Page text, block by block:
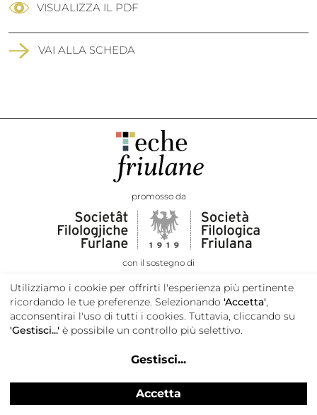
VISUALIZZA IL PDF
VAI ALLA SCHEDA
promosso da
con il sostegno di
Privacy e cookie policy
Utilizziamo i cookie per offrirti l'esperienza più pertinente
ricordando le tue preferenze. Selezionando 'Accetta',
acconsentirai l'uso di tutti i cookies. Tuttavia, cliccando su
'Gestisci...' è possibile un controllo più selettivo.
Gestisci...
Accetta